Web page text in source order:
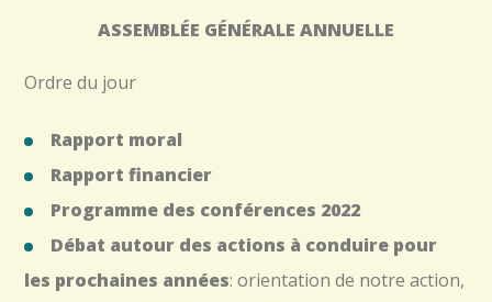
ASSEMBLÉE GÉNÉRALE ANNUELLE
Ordre du jour
Rapport moral
Rapport financier
Programme des conférences 2022
Débat autour des actions à conduire pour
les prochaines années: orientation de notre action,